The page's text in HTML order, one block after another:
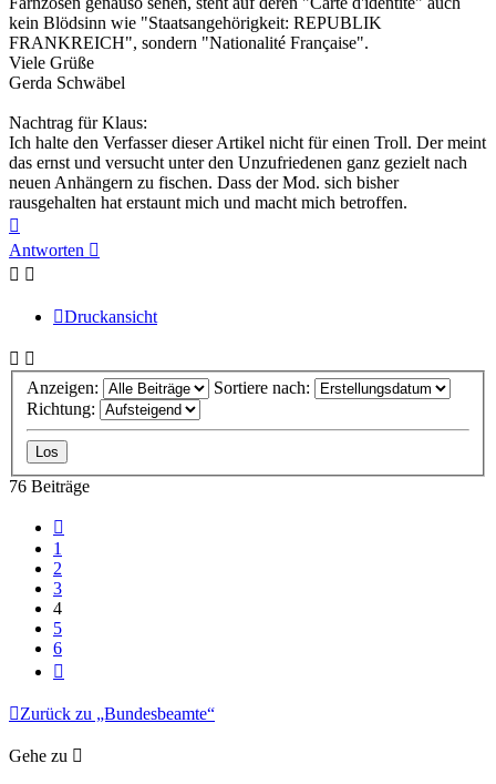
kein Blödsinn wie "Staatsangehörigkeit: REPUBLIK
FRANKREICH", sondern "Nationalité Française".
Viele Grüße
Gerda Schwäbel
Nachtrag für Klaus:
Ich halte den Verfasser dieser Artikel nicht für einen Troll. Der meint
das ernst und versucht unter den Unzufriedenen ganz gezielt nach
neuen Anhängern zu fischen. Dass der Mod. sich bisher
rausgehalten hat erstaunt mich und macht mich betroffen.
oben
Antworten
Druckansicht
Anzeigen:
Sortiere nach:
Richtung:
76 Beiträge
1
2
3
4
5
6
Zurück zu „Bundesbeamte“
Gehe zu